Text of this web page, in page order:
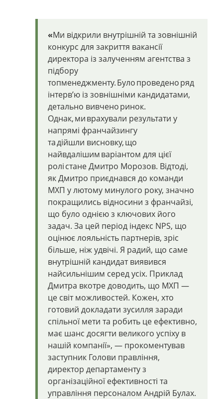
«Ми відкрили внутрішній та зовнішній
конкурс для закриття вакансії
директора із залученням агентства з
підбору
топменеджменту. Було проведено ряд
інтерв’ю із зовнішніми кандидатами,
детально вивчено ринок.
Однак, ми врахували результати у
напрямі франчайзингу
тадійшли висновку, що
найвдалішим варіантом для цієї
ролі станеДмитро Морозов. Відтоді,
як Дмитро приєднався до команди
МХП у лютому минулого року, значно
покращились відносини з франчайзі,
що було однією з ключових його
задач. За цей період індекс NPS, що
оцінює лояльність партнерів, зріс
більше, ніж удвічі. Я радий, що саме
внутрішній кандидат виявився
найсильнішим серед усіх. Приклад
Дмитра вкотре доводить, що МХП —
це світ можливостей. Кожен, хто
готовий докладати зусилля заради
спільної мети та робить це ефективно,
має шанс досягти великого успіху в
нашій компанії», — прокоментував
заступник Голови правління,
директор департаменту з
організаційної ефективності та
управління персоналом Андрій Булах.